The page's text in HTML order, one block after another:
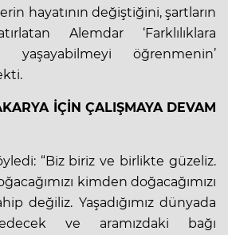
hayatının değiştiğini, şartların
Alemdar ‘Farklılıklara
öğrenmenin’
İÇİN ÇALIŞMAYA DEVAM
“Biz biriz ve birlikte güzeliz.
kimden doğacağımızı
değiliz. Yaşadığımız dünyada
ve aramızdaki bağı